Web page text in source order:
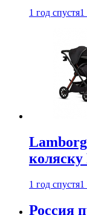
1 год спустя1
1 год спустя1
Россия